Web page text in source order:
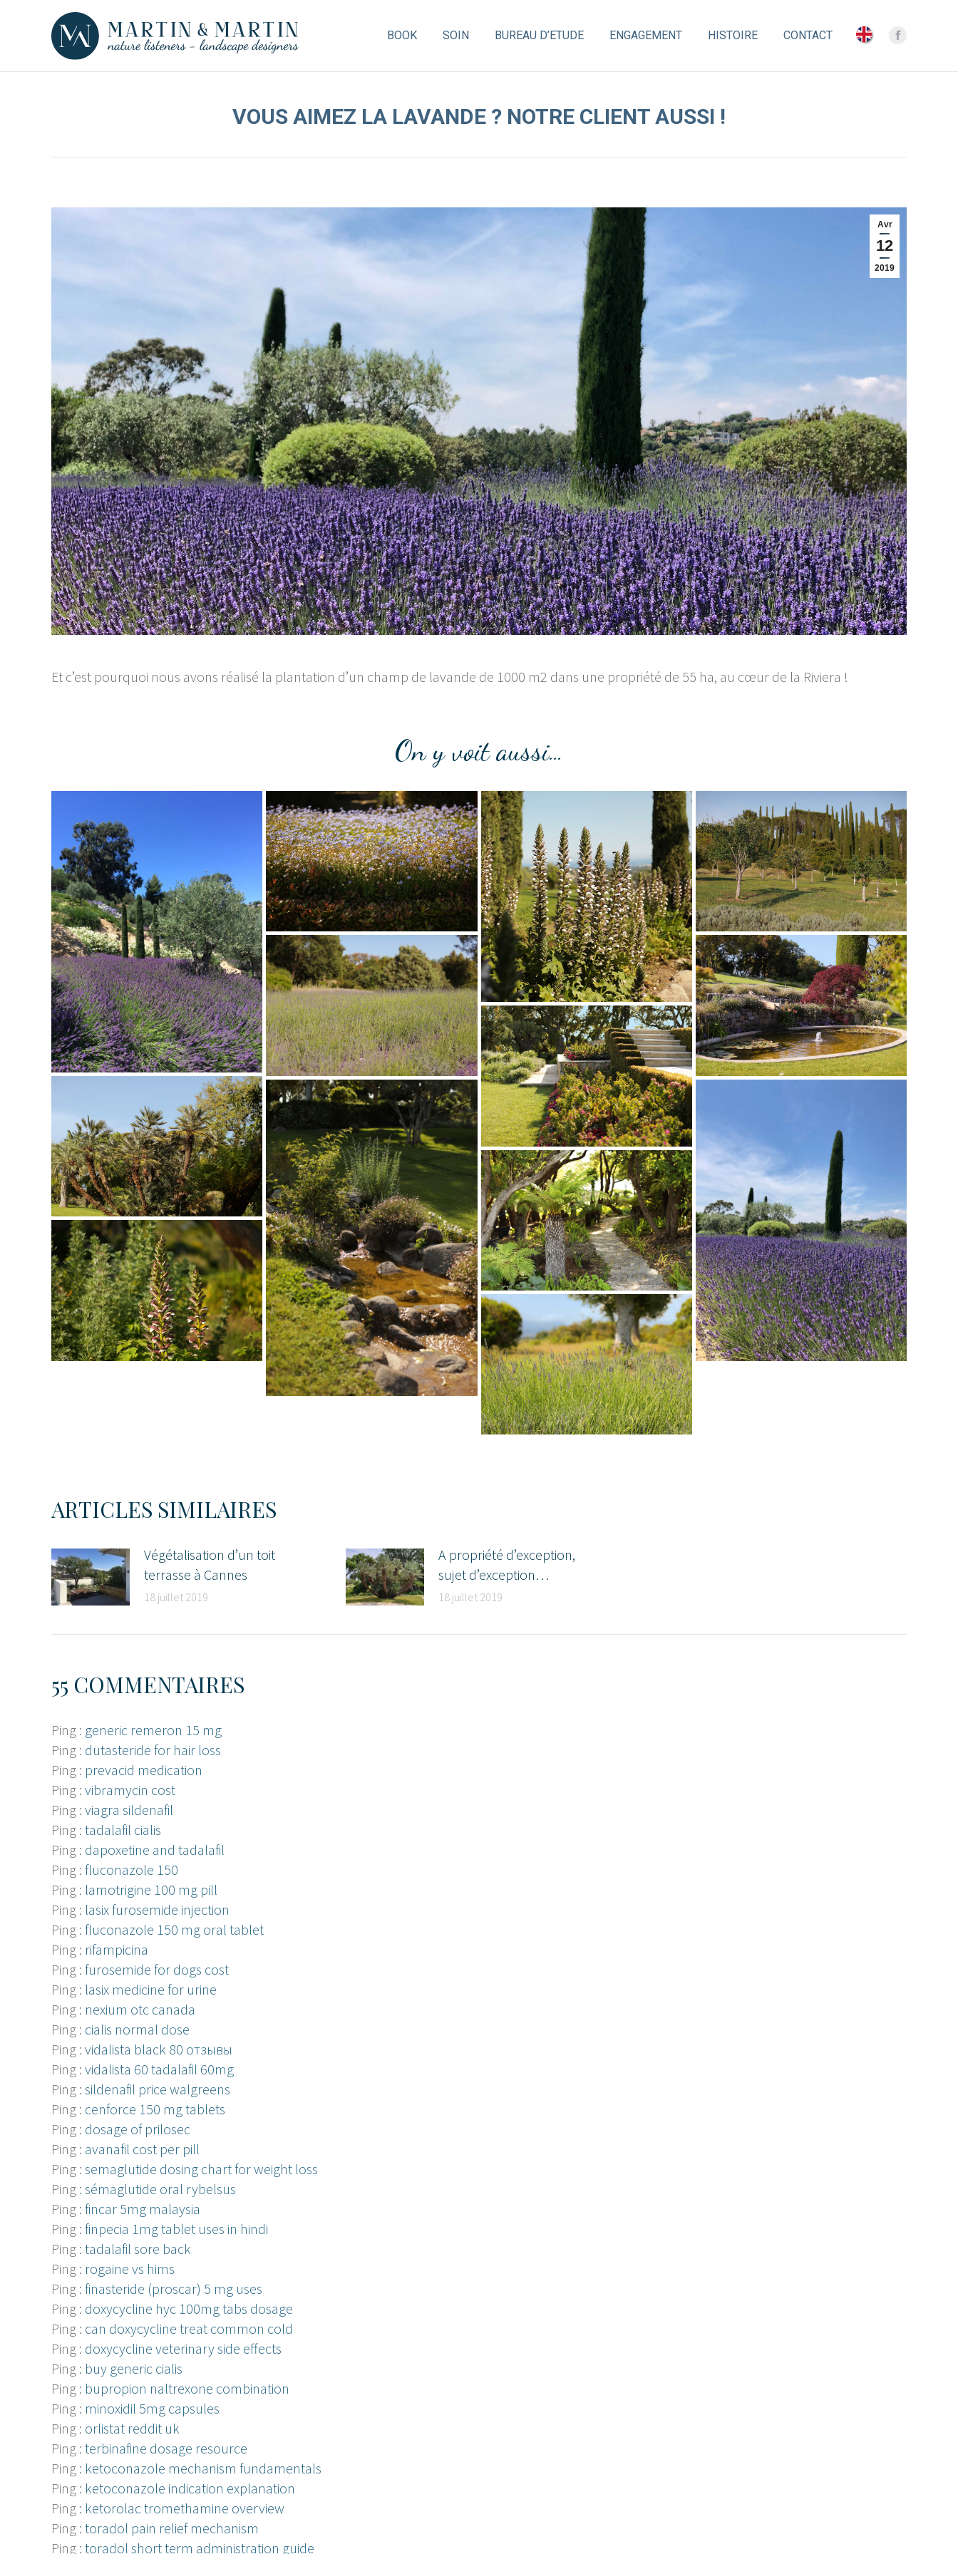
BOOK SOIN BUREAU D’ETUDE ENGAGEMENT HISTOIRE CONTACT
Facebook
VOUS AIMEZ LA LAVANDE ? NOTRE CLIENT AUSSI !
Avr
12
2019
Et c’est pourquoi nous avons réalisé la plantation d’un champ de lavande de 1000 m2 dans une propriété de 55 ha, au cœur de la Riviera !
On y voit aussi…
ARTICLES SIMILAIRES
Végétalisation d’un toit
terrasse à Cannes
18 juillet 2019
A propriété d’exception,
sujet d’exception…
18 juillet 2019
55 COMMENTAIRES
Ping : generic remeron 15 mg
Ping : dutasteride for hair loss
Ping : prevacid medication
Ping : vibramycin cost
Ping : viagra sildenafil
Ping : tadalafil cialis
Ping : dapoxetine and tadalafil
Ping : fluconazole 150
Ping : lamotrigine 100 mg pill
Ping : lasix furosemide injection
Ping : fluconazole 150 mg oral tablet
Ping : rifampicina
Ping : furosemide for dogs cost
Ping : lasix medicine for urine
Ping : nexium otc canada
Ping : cialis normal dose
Ping : vidalista black 80 отзывы
Ping : vidalista 60 tadalafil 60mg
Ping : sildenafil price walgreens
Ping : cenforce 150 mg tablets
Ping : dosage of prilosec
Ping : avanafil cost per pill
Ping : semaglutide dosing chart for weight loss
Ping : sémaglutide oral rybelsus
Ping : fincar 5mg malaysia
Ping : finpecia 1mg tablet uses in hindi
Ping : tadalafil sore back
Ping : rogaine vs hims
Ping : finasteride (proscar) 5 mg uses
Ping : doxycycline hyc 100mg tabs dosage
Ping : can doxycycline treat common cold
Ping : doxycycline veterinary side effects
Ping : buy generic cialis
Ping : bupropion naltrexone combination
Ping : minoxidil 5mg capsules
Ping : orlistat reddit uk
Ping : terbinafine dosage resource
Ping : ketoconazole mechanism fundamentals
Ping : ketoconazole indication explanation
Ping : ketorolac tromethamine overview
Ping : toradol pain relief mechanism
Ping : toradol short term administration guide
BOOK SOIN BUREAU D’ETUDE ENGAGEMENT HISTOIRE CONTACT
Facebook